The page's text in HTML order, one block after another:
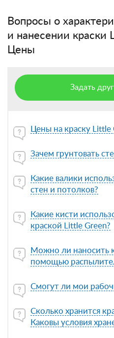
Вопросы о
и нанесении краски
Цены
Задать
Цены на краску Little
Зачем грунтовать
Какие валики
стен и потолков?
Какие кисти
краской Little Green?
Можно ли наносить
помощью
Смогут ли мои
Сколько хранится
Каковы условия